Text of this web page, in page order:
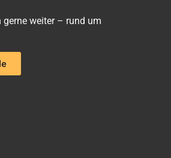
weiter – rund um